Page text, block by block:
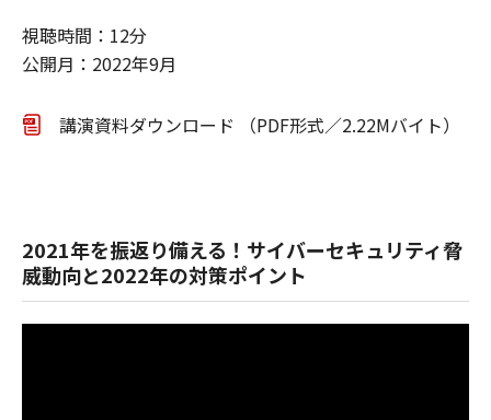
視聴時間：12分
公開月：2022年9月
講演資料ダウンロード （PDF形式／2.22Mバイト）
2021年を振返り備える！サイバーセキュリティ脅
威動向と2022年の対策ポイント